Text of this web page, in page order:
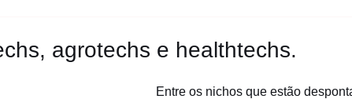
agrotechs e healthtechs.
Entre os nichos que estão